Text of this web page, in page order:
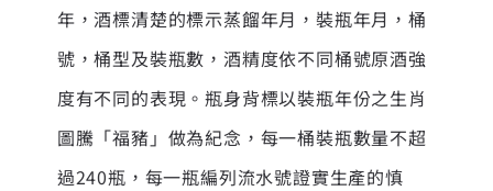
年，酒標清楚的標示蒸餾年月，裝瓶年月，桶
號，桶型及裝瓶數，酒精度依不同桶號原酒強
度有不同的表現。瓶身背標以裝瓶年份之生肖
圖騰「福豬」做為紀念，每一桶裝瓶數量不超
過240瓶，每一瓶編列流水號證實生產的慎